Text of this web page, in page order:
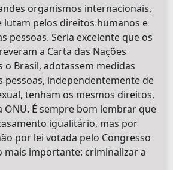
organismos internacionais,
lutam pelos direitos humanos e
pessoas. Seria excelente que os
a Carta das Nações
o Brasil, adotassem medidas
pessoas, independentemente de
tenham os mesmos direitos,
ONU. É sempre bom lembrar que
igualitário, mas por
por lei votada pelo Congresso
mais importante: criminalizar a